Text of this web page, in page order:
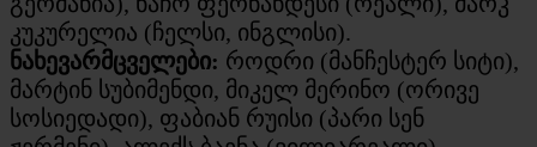
კუკურელია (ჩელსი, ინგლისი).
ნახევარმცველები: როდრი (მანჩესტერ სიტი),
მარტინ სუბიმენდი, მიკელ მერინო (ორივე
სოსიედადი), ფაბიან რუისი (პარი სენ